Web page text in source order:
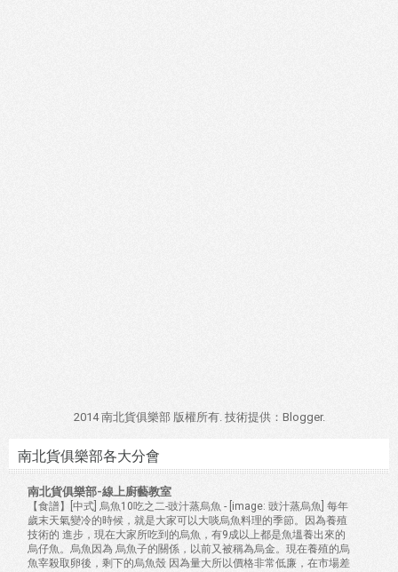
2014 南北貨俱樂部 版權所有. 技術提供： Blogger.
南北貨俱樂部各大分會
南北貨俱樂部-線上廚藝教室
【食譜】[中式] 烏魚10吃之二-豉汁蒸烏魚 - [image: 豉汁蒸烏魚] 每年
歲末天氣變冷的時候，就是大家可以大啖烏魚料理的季節。因為養殖
技術的 進步，現在大家所吃到的烏魚，有9成以上都是魚塭養出來的
烏仔魚。烏魚因為 烏魚子的關係，以前又被稱為烏金。現在養殖的烏
魚宰殺取卵後，剩下的烏魚殼 因為量大所以價格非常低廉，在市場差